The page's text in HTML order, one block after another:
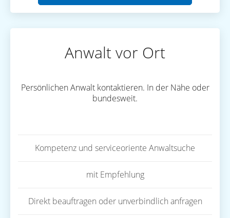
Anwalt vor Ort
Persönlichen Anwalt kontaktieren. In der Nähe oder
bundesweit.
Kompetenz und serviceoriente Anwaltsuche
mit Empfehlung
Direkt beauftragen oder unverbindlich anfragen